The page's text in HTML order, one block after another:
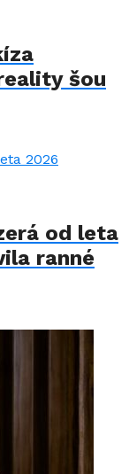
šou
od leta
ranné